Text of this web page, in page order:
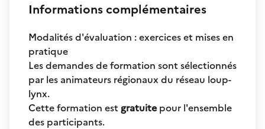
Informations complémentaires
Modalités d'évaluation : exercices et mises en
pratique
Les demandes de formation sont sélectionnés
par les animateurs régionaux du réseau loup-
lynx.
Cette formation est gratuite pour l'ensemble
des participants.